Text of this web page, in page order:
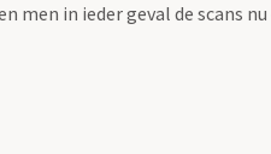
in ieder geval de scans